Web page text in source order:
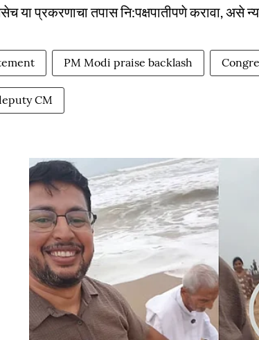
या प्रकरणाचा तपास नि:पक्षपातीपणे करावा, असे
PM Modi praise backlash
CM